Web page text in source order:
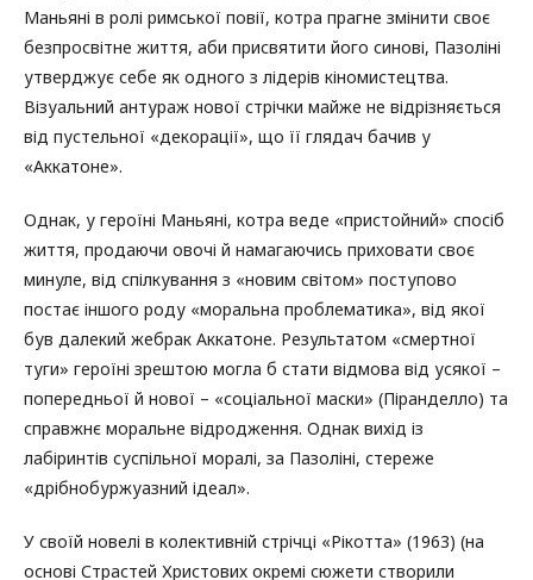
Маньяні в ролі римської повії, котра прагне змінити своє
безпросвітне життя, аби присвятити його синові, Пазоліні
утверджує себе як одного з лідерів кіномистецтва.
Візуальний антураж нової стрічки майже не відрізняється
від пустельної «декорації», що її глядач бачив у
«Аккатоне».
Однак, у героїні Маньяні, котра веде «пристойний» спосіб
життя, продаючи овочі й намагаючись приховати своє
минуле, від спілкування з «новим світом» поступово
постає іншого роду «моральна проблематика», від якої
був далекий жебрак Аккатоне. Результатом «смертної
туги» героїні зрештою могла б стати відмова від усякої –
попередньої й нової – «соціальної маски» (Піранделло) та
справжнє моральне відродження. Однак вихід із
лабіринтів суспільної моралі, за Пазоліні, стереже
«дрібнобуржуазний ідеал».
У своїй новелі в колективній стрічці «Рікотта» (1963) (на
основі Страстей Христових окремі сюжети створили